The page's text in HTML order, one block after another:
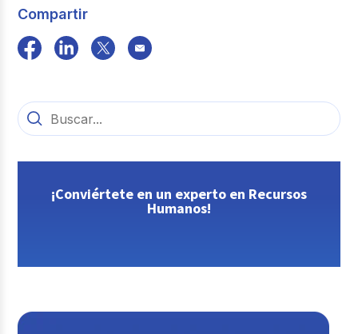
Compartir
¡Conviértete en un experto en Recursos
Humanos!